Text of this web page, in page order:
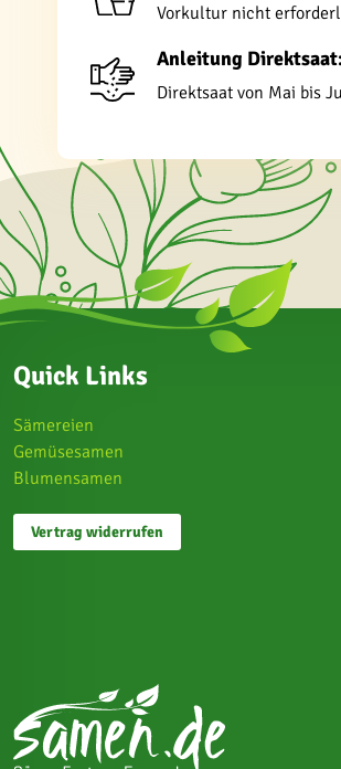
Vorkultur nicht
Anleitung
Direktsaat von Mai bis
Quick Links
Sämereien
Gemüsesamen
Blumensamen
Vertrag widerrufen